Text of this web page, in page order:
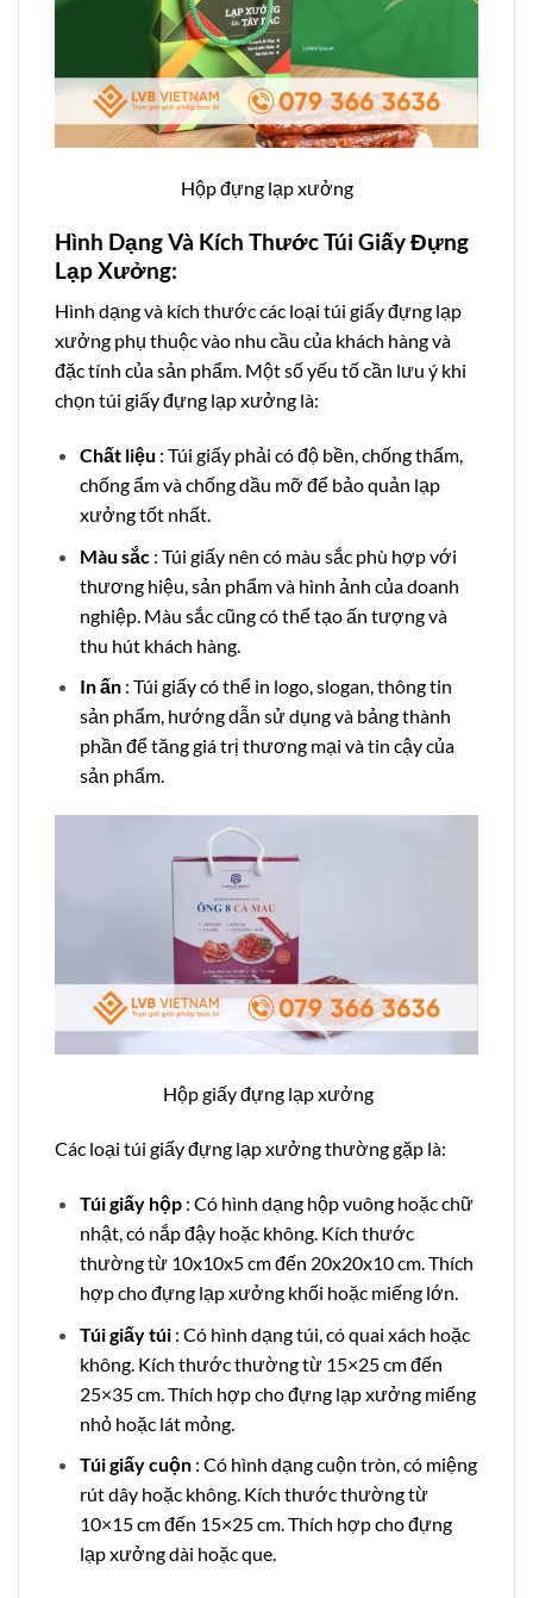
Hộp đựng lạp xưởng
Hình Dạng Và Kích Thước Túi Giấy Đựng
Lạp Xưởng:
Hình dạng và kích thước các loại túi giấy đựng lạp
xưởng phụ thuộc vào nhu cầu của khách hàng và
đặc tính của sản phẩm. Một số yếu tố cần lưu ý khi
chọn túi giấy đựng lạp xưởng là:
Chất liệu : Túi giấy phải có độ bền, chống thấm,
chống ẩm và chống dầu mỡ để bảo quản lạp
xưởng tốt nhất.
Màu sắc : Túi giấy nên có màu sắc phù hợp với
thương hiệu, sản phẩm và hình ảnh của doanh
nghiệp. Màu sắc cũng có thể tạo ấn tượng và
thu hút khách hàng.
In ấn : Túi giấy có thể in logo, slogan, thông tin
sản phẩm, hướng dẫn sử dụng và bảng thành
phần để tăng giá trị thương mại và tin cậy của
sản phẩm.
Hộp giấy đựng lạp xưởng
Các loại túi giấy đựng lạp xưởng thường gặp là:
Túi giấy hộp : Có hình dạng hộp vuông hoặc chữ
nhật, có nắp đậy hoặc không. Kích thước
thường từ 10x10x5 cm đến 20x20x10 cm. Thích
hợp cho đựng lạp xưởng khối hoặc miếng lớn.
Túi giấy túi : Có hình dạng túi, có quai xách hoặc
không. Kích thước thường từ 15×25 cm đến
25×35 cm. Thích hợp cho đựng lạp xưởng miếng
nhỏ hoặc lát mỏng.
Túi giấy cuộn : Có hình dạng cuộn tròn, có miệng
rút dây hoặc không. Kích thước thường từ
10×15 cm đến 15×25 cm. Thích hợp cho đựng
lạp xưởng dài hoặc que.